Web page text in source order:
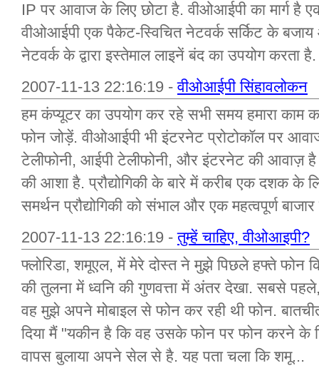
IP पर आवाज के लिए छोटा है. वीओआईपी का मार्ग है
वीओआईपी एक पैकेट-स्विचित नेटवर्क सर्किट के
नेटवर्क के द्वारा इस्तेमाल लाइनें बंद का उपयोग
2007-11-13 22:16:19 -वीओआईपी सिंहावलोकन
हम कंप्यूटर का उपयोग कर रहे सभी समय हमारा
फोन जोड़ें. वीओआईपी भी इंटरनेट प्रोटोकॉल पर
टेलीफोनी, आईपी टेलीफोनी, और इंटरनेट की आवाज़
की आशा है. प्रौद्योगिकी के बारे में करीब एक दशक के
समर्थन प्रौद्योगिकी को संभाल और एक महत्वपूर्ण
2007-11-13 22:16:19 -तुम्हें चाहिए, वीओआइपी?
फ्लोरिडा, शमूएल, में मेरे दोस्त ने मुझे पिछले हफ्ते फोन
की तुलना में ध्वनि की गुणवत्ता में अंतर देखा. सबसे
वह मुझे अपने मोबाइल से फोन कर रही थी फोन.
दिया मैं "यकीन है कि वह उसके फोन पर फोन करने के
वापस बुलाया अपने सेल से है. यह पता चला कि शमू...